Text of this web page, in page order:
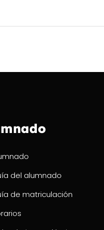
del alumnado
de matriculación